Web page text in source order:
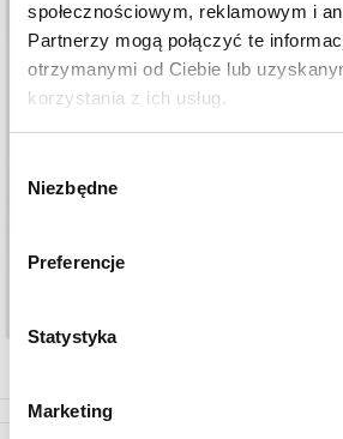
społecznościowym, reklamowym i
Partnerzy mogą połączyć te
otrzymanymi od Ciebie lub
korzystania z ich usług.
zgody
Niezbędne
Preferencje
Statystyka
Marketing